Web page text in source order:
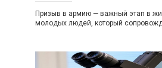
Призыв в армию — важный этап в
молодых людей, который